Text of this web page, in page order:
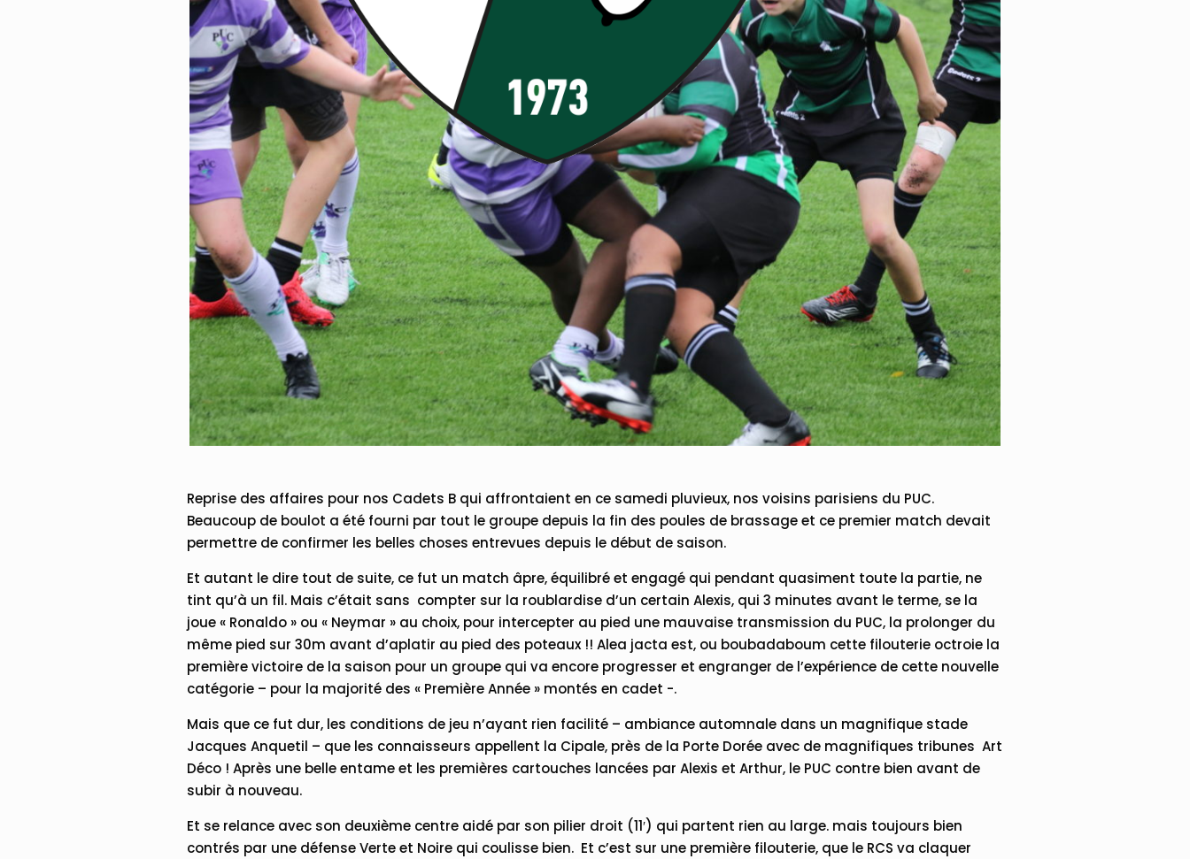
Reprise des affaires pour nos Cadets B qui affrontaient en ce samedi pluvieux, nos voisins parisiens du PUC.
Beaucoup de boulot a été fourni par tout le groupe depuis la fin des poules de brassage et ce premier match devait
permettre de confirmer les belles choses entrevues depuis le début de saison.
Et autant le dire tout de suite, ce fut un match âpre, équilibré et engagé qui pendant quasiment toute la partie, ne
tint qu’à un fil. Mais c’était sans compter sur la roublardise d’un certain Alexis, qui 3 minutes avant le terme, se la
joue « Ronaldo » ou « Neymar » au choix, pour intercepter au pied une mauvaise transmission du PUC, la prolonger du
même pied sur 30m avant d’aplatir au pied des poteaux !! Alea jacta est, ou boubadaboum cette filouterie octroie la
première victoire de la saison pour un groupe qui va encore progresser et engranger de l’expérience de cette nouvelle
catégorie – pour la majorité des « Première Année » montés en cadet -.
Mais que ce fut dur, les conditions de jeu n’ayant rien facilité – ambiance automnale dans un magnifique stade
Jacques Anquetil – que les connaisseurs appellent la Cipale, près de la Porte Dorée avec de magnifiques tribunes Art
Déco ! Après une belle entame et les premières cartouches lancées par Alexis et Arthur, le PUC contre bien avant de
subir à nouveau.
Et se relance avec son deuxième centre aidé par son pilier droit (11′) qui partent rien au large. mais toujours bien
contrés par une défense Verte et Noire qui coulisse bien. Et c’est sur une première filouterie, que le RCS va claquer